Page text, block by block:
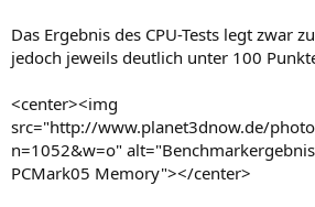
Das Ergebnis des CPU-Tests legt zwar
jedoch jeweils deutlich unter 100
<center><img
src="http://www.planet3dnow.de/
n=1052&w=o"
PCMark05 Memory"></center>